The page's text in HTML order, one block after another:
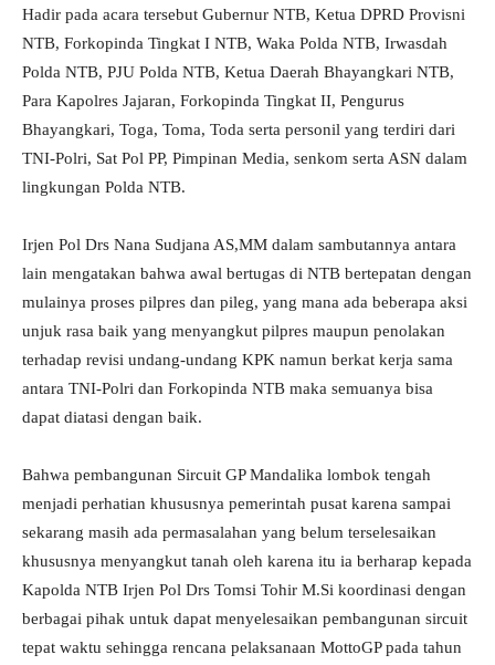
Hadir pada acara tersebut Gubernur NTB, Ketua DPRD Provisni
NTB, Forkopinda Tingkat I NTB, Waka Polda NTB, Irwasdah
Polda NTB, PJU Polda NTB, Ketua Daerah Bhayangkari NTB,
Para Kapolres Jajaran, Forkopinda Tingkat II, Pengurus
Bhayangkari, Toga, Toma, Toda serta personil yang terdiri dari
TNI-Polri, Sat Pol PP, Pimpinan Media, senkom serta ASN dalam
lingkungan Polda NTB.
Irjen Pol Drs Nana Sudjana AS,MM dalam sambutannya antara
lain mengatakan bahwa awal bertugas di NTB bertepatan dengan
mulainya proses pilpres dan pileg, yang mana ada beberapa aksi
unjuk rasa baik yang menyangkut pilpres maupun penolakan
terhadap revisi undang-undang KPK namun berkat kerja sama
antara TNI-Polri dan Forkopinda NTB maka semuanya bisa
dapat diatasi dengan baik.
Bahwa pembangunan Sircuit GP Mandalika lombok tengah
menjadi perhatian khususnya pemerintah pusat karena sampai
sekarang masih ada permasalahan yang belum terselesaikan
khususnya menyangkut tanah oleh karena itu ia berharap kepada
Kapolda NTB Irjen Pol Drs Tomsi Tohir M.Si koordinasi dengan
berbagai pihak untuk dapat menyelesaikan pembangunan sircuit
tepat waktu sehingga rencana pelaksanaan MottoGP pada tahun